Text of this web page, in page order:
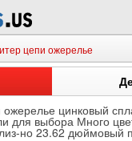
цепи ожерелье
цинковый
для выбора Много
но 23.62 дюймовый